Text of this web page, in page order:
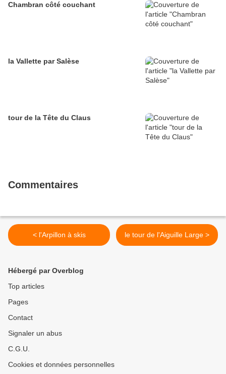
Chambran côté couchant
la Vallette par Salèse
tour de la Tête du Claus
Commentaires
< l'Arpillon à skis le tour de l'Aiguille Large >
Hébergé par Overblog
Top articles
Pages
Contact
Signaler un abus
C.G.U.
Cookies et données personnelles